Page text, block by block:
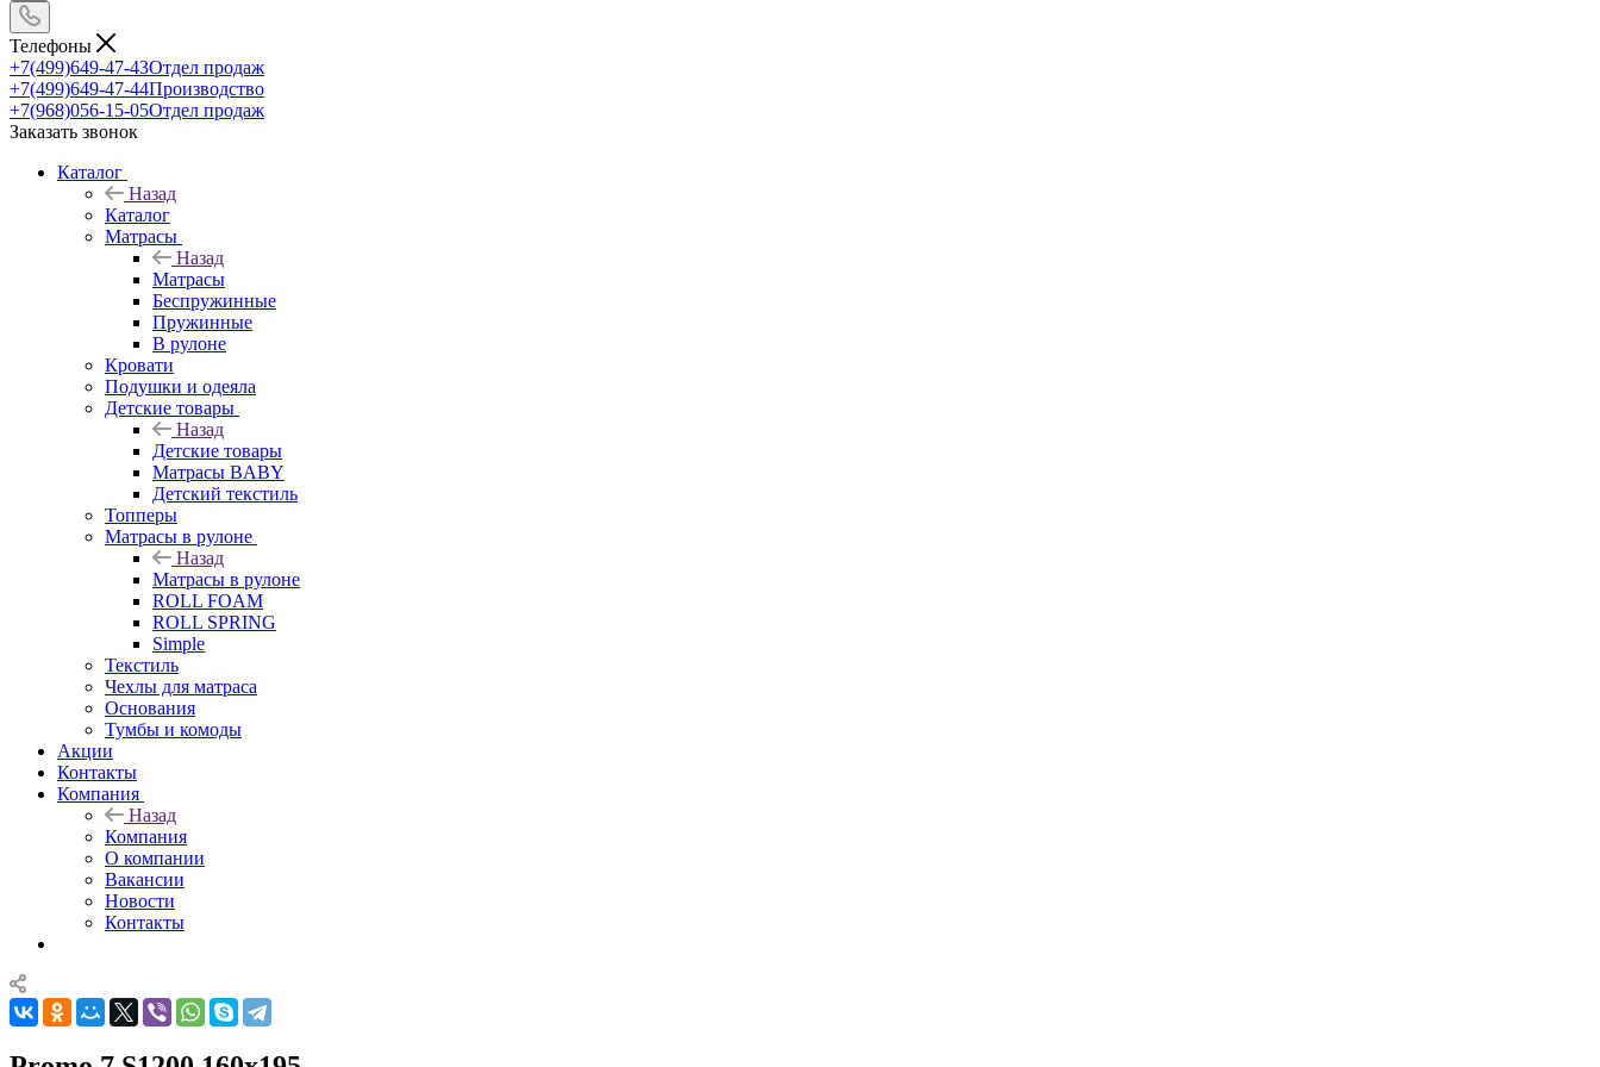
Телефоны
+7(499)649-47-43Отдел продаж
+7(499)649-47-44Производство
+7(968)056-15-05Отдел продаж
Заказать звонок
Каталог
Назад
Каталог
Матрасы
Назад
Матрасы
Беспружинные
Пружинные
В рулоне
Кровати
Подушки и одеяла
Детские товары
Назад
Детские товары
Матрасы BABY
Детский текстиль
Топперы
Матрасы в рулоне
Назад
Матрасы в рулоне
ROLL FOAM
ROLL SPRING
Simple
Текстиль
Чехлы для матраса
Основания
Тумбы и комоды
Акции
Контакты
Компания
Назад
Компания
О компании
Вакансии
Новости
Контакты